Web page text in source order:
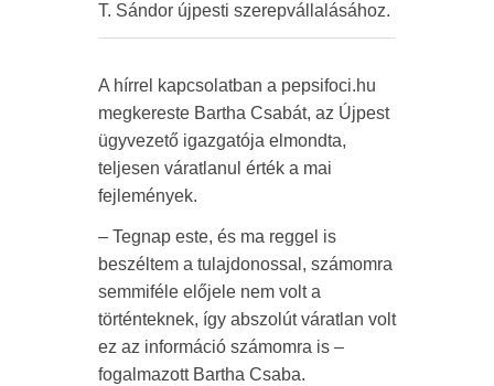
T. Sándor újpesti szerepvállalásához.
A hírrel kapcsolatban a pepsifoci.hu
megkereste Bartha Csabát, az Újpest
ügyvezető igazgatója elmondta,
teljesen váratlanul érték a mai
fejlemények.
– Tegnap este, és ma reggel is
beszéltem a tulajdonossal, számomra
semmiféle előjele nem volt a
történteknek, így abszolút váratlan volt
ez az információ számomra is –
fogalmazott Bartha Csaba.